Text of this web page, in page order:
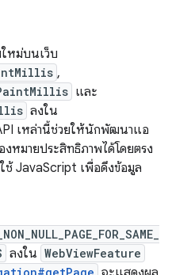
หม่บนเว็บ
,
และ
ลงใน
เหล่านี้ช่วยให้นักพัฒนาแอ
หมายประสิทธิภาพได้โดยตรง
JavaScript เพื่อดึงข้อมูล
ลงใน WebViewFeature